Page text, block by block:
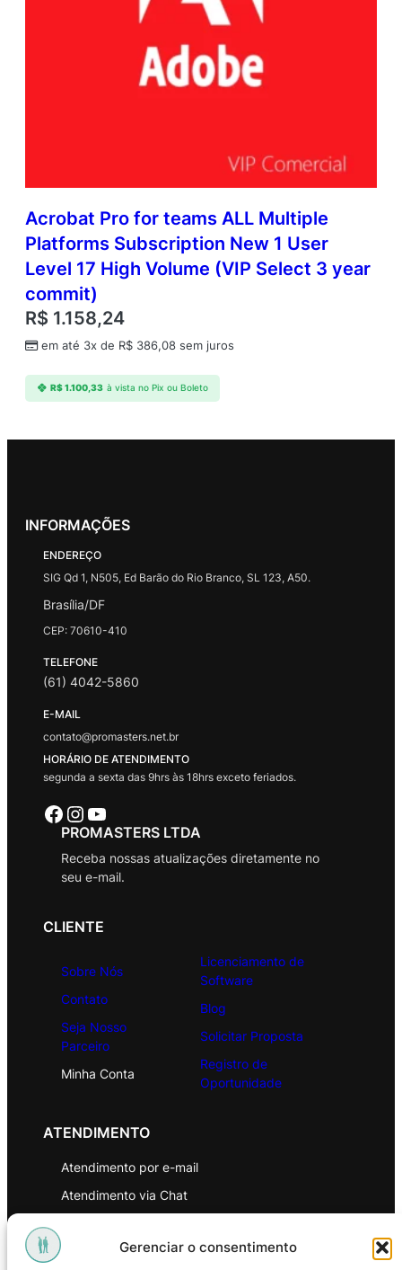
Gerenciar o consentimento
Acrobat Pro for teams ALL Multiple
Platforms Subscription New 1 User
Level 17 High Volume (VIP Select 3 year
commit)
R$ 1.158,24
em até 3x de R$ 386,08 sem juros
R$1.100,33 à vista no Pix ou Boleto
INFORMAÇÕES
ENDEREÇO
SIG Qd 1, N505, Ed Barão do Rio Branco, SL 123, A50.
Brasília/DF
CEP: 70610-410
TELEFONE
(61) 4042-5860
E-MAIL
contato@promasters.net.br
HORÁRIO DE ATENDIMENTO
segunda a sexta das 9hrs às 18hrs exceto feriados.
Facebook Instagram Youtube
PROMASTERS LTDA
Receba nossas atualizações diretamente no
seu e-mail.
CLIENTE
Sobre Nós
Contato
Seja Nosso
Parceiro
Minha Conta
Licenciamento de
Software
Blog
Solicitar Proposta
Registro de
Oportunidade
ATENDIMENTO
Atendimento por e-mail
Atendimento via Chat